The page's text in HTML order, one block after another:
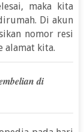
maka kita
Di akun
nomor resi
alamat kita.
di